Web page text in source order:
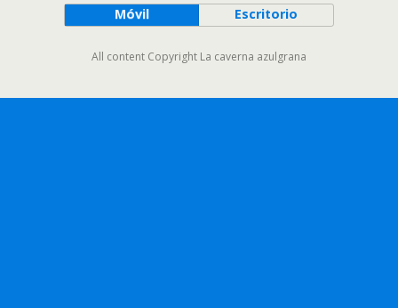
Móvil Escritorio
All content Copyright La caverna azulgrana